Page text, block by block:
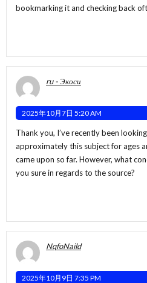
bookmarking it and checking back
ru - Экоси
2025年10月7日 5:20 AM
Thank you, I’ve recently been
approximately this subject for ages
came upon so far. However, what
you sure in regards to the source?
NqfoNaild
2025年10月9日 7:35 PM